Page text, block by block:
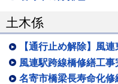
土木係
【通行止め解除】風
風連駅跨線橋修繕工
名寄市橋梁長寿命化修